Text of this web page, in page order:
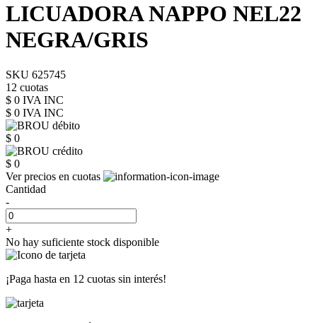
LICUADORA NAPPO NEL22
NEGRA/GRIS
SKU 625745
12 cuotas
$ 0 IVA INC
$ 0 IVA INC
$ 0
$ 0
Ver precios en cuotas
Cantidad
-
+
No hay suficiente stock disponible
¡Paga hasta en 12 cuotas sin interés!